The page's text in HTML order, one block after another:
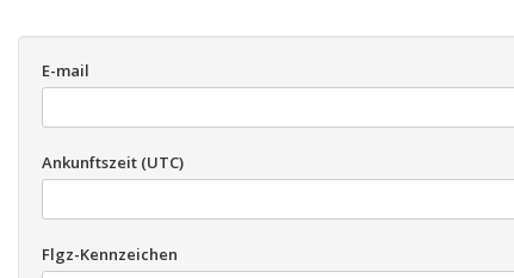
E-mail
Ankunftszeit (UTC)
Flgz-Kennzeichen